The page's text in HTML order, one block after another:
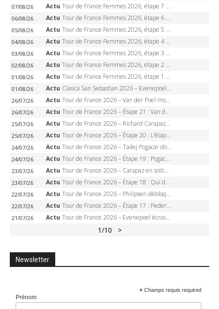
07/08/26 Actu Tour de France Femmes 2026, étape 7 – Kasia Niewiadoma gagne le Ventoux, maillot jaune, Reusser et Vollering piégées
06/08/26 Actu Tour de France Femmes 2026, étape 6 – Kim Le Court-Pienaar gagne à Tournon, Reusser en jaune
05/08/26 Actu Tour de France Femmes 2026, étape 5 – Demi Vollering gagne à Belleville, Reusser en jaune, Ferrand-Prévot coule
04/08/26 Actu Tour de France Femmes 2026, étape 4 – Marlen Reusser écrase le chrono, Ferrand-Prévot en crise
03/08/26 Actu Tour de France Femmes 2026, étape 3 – Sigrid Haugset en solitaire, 88 km d’échappée, maillot jaune
02/08/26 Actu Tour de France Femmes 2026, étape 2 – Lorena Wiebes doublé à Genève, Markus héroïque, 7e record
01/08/26 Actu Tour de France Femmes 2026, étape 1 – Lorena Wiebes intouchable à Lausanne, premier maillot jaune
01/08/26 Actu Clasica San Sebastian 2026 – Evenepoel recordman, 4e victoire, Carapaz battu au sprint
26/07/26 Actu Tour de France 2026 – Van der Poel monumental à Paris, Pogacar égale le record des cinq sacres
26/07/26 Actu Tour de France 2026 – Étape 21 : Van der Poel, Pogacar, qui succédera à Wout van Aert sur les Champs-Elysées ?
25/07/26 Actu Tour de France 2026 – Richard Carapaz roi des Alpes, doublé et maillot à pois, Seixas perd le podium
25/07/26 Actu Tour de France 2026 – Étape 20 : L’étape reine, Galibier, Sarenne, Alpe d’Huez, qui succédera à Pogacar ?
24/07/26 Actu Tour de France 2026 – Tadej Pogacar dompte l’Alpe d’Huez, 5e victoire, record de Pantani pulvérisé
24/07/26 Actu Tour de France 2026 – Étape 19 : Pogacar peut-il enfin dompter l’Alpe d’Huez ?
23/07/26 Actu Tour de France 2026 – Carapaz en solitaire à Orcières-Merlette, Paret-Peintre à un point du maillot à pois
23/07/26 Actu Tour de France 2026 – Étape 18 : Qui domptera Orcières-Merlette, première marche vers l’Alpe d’Huez ?
22/07/26 Actu Tour de France 2026 – Philipsen débloque son compteur à Voiron, Pedersen en danger pour le maillot vert
22/07/26 Actu Tour de France 2026 – Étape 17 : Pedersen peut-il verrouiller le maillot vert à Voiron ?
21/07/26 Actu Tour de France 2026 – Evenepoel écrase le chrono d’Évian, Seixas 4e, Lipowitz abandonne
1/10 >
Newsletter
* Champs requis required
Prénom